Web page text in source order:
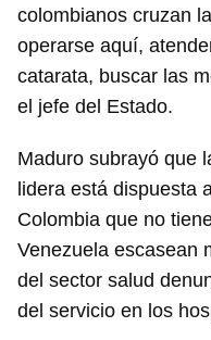
colombianos cruzan
operarse aquí,
catarata, buscar las
el jefe del Estado.
Maduro subrayó que
lidera está dispuesta
Colombia que no
Venezuela escasean
del sector salud
del servicio en los